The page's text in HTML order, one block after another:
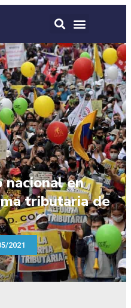
nacional en
tributaria de
2021